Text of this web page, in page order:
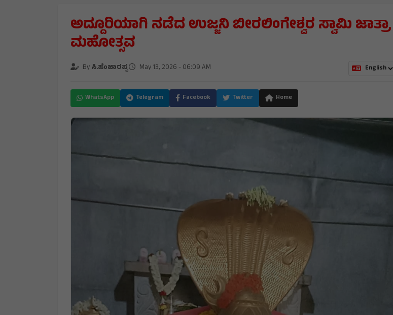
ಅದ್ದೂರಿಯಾಗಿ ನಡೆದ ಉಜ್ಜನಿ ಬೀರಲಿಂಗೇಶ್ವರ ಸ್ವಾಮಿ ಜಾತ್ರಾ
ಮಹೋತ್ಸವ
Byಸಿ.ಹೆಂಜಾರಪ್ಪ May 13, 2026 - 06:09 AM
WhatsApp Telegram Facebook Twitter Home